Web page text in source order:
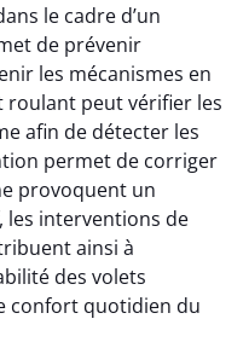
le cadre d’un
de prévenir
les mécanismes en
roulant peut vérifier les
afin de détecter les
permet de corriger
provoquent un
les interventions de
ainsi à
des volets
confort quotidien du